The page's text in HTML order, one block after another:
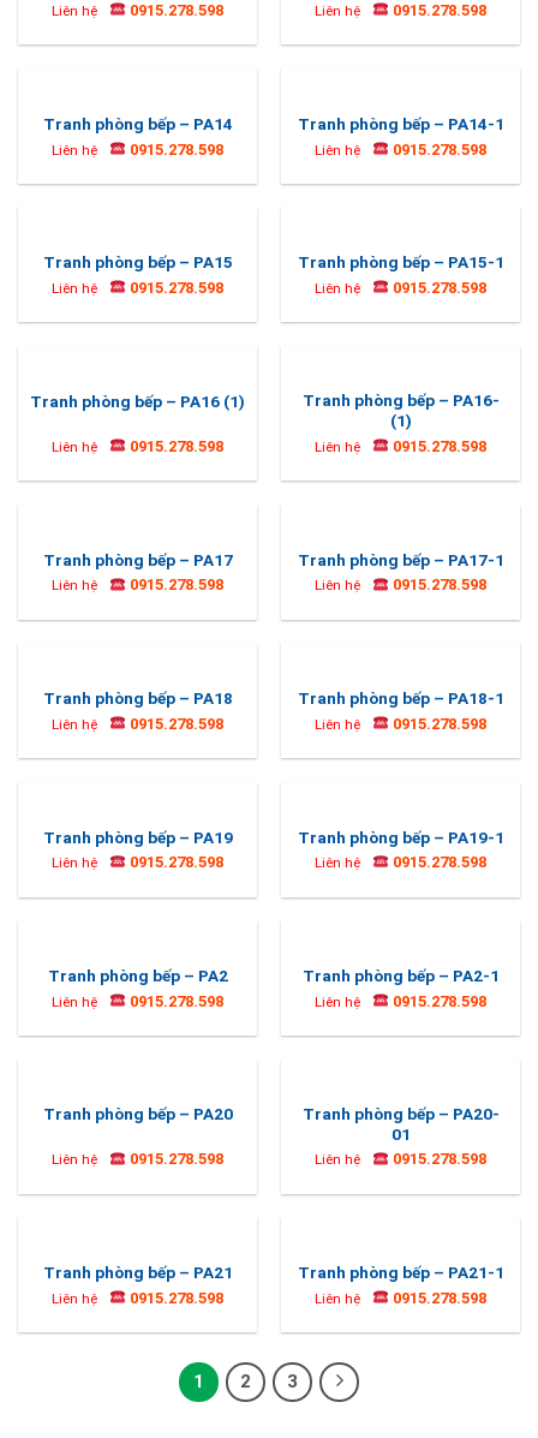
Liên hệ 0915.278.598 Liên hệ 0915.278.598
Tranh phòng bếp – PA14
Liên hệ 0915.278.598
Tranh phòng bếp – PA14-1
Liên hệ 0915.278.598
Tranh phòng bếp – PA15
Liên hệ 0915.278.598
Tranh phòng bếp – PA15-1
Liên hệ 0915.278.598
Tranh phòng bếp – PA16 (1)
Liên hệ 0915.278.598
Tranh phòng bếp – PA16-
(1)
Liên hệ 0915.278.598
Tranh phòng bếp – PA17
Liên hệ 0915.278.598
Tranh phòng bếp – PA17-1
Liên hệ 0915.278.598
Tranh phòng bếp – PA18
Liên hệ 0915.278.598
Tranh phòng bếp – PA18-1
Liên hệ 0915.278.598
Tranh phòng bếp – PA19
Liên hệ 0915.278.598
Tranh phòng bếp – PA19-1
Liên hệ 0915.278.598
Tranh phòng bếp – PA2
Liên hệ 0915.278.598
Tranh phòng bếp – PA2-1
Liên hệ 0915.278.598
Tranh phòng bếp – PA20
Liên hệ 0915.278.598
Tranh phòng bếp – PA20-
01
Liên hệ 0915.278.598
Tranh phòng bếp – PA21
Liên hệ 0915.278.598
Tranh phòng bếp – PA21-1
Liên hệ 0915.278.598
1 2 3